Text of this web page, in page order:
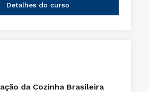
Detalhes do curso
da Cozinha Brasileira